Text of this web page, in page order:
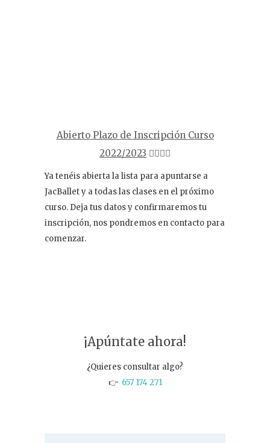
Abierto Plazo de Inscripción Curso
2022/2023 ☝🏻☝🏻
Ya tenéis abierta la lista para apuntarse a
JacBallet y a todas las clases en el próximo
curso. Deja tus datos y confirmaremos tu
inscripción, nos pondremos en contacto para
comenzar.
¡Apúntate ahora!
¿Quieres consultar algo?
👉 657 174 271